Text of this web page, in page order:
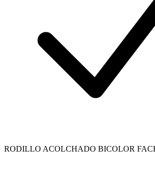
RODILLO ACOLCHADO BICOLOR